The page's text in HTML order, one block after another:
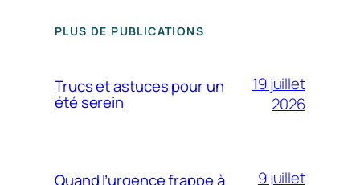
PLUS DE PUBLICATIONS
Trucs et astuces pour un
été serein
19 juillet
2026
Quand l’urgence frappe à 9 juillet